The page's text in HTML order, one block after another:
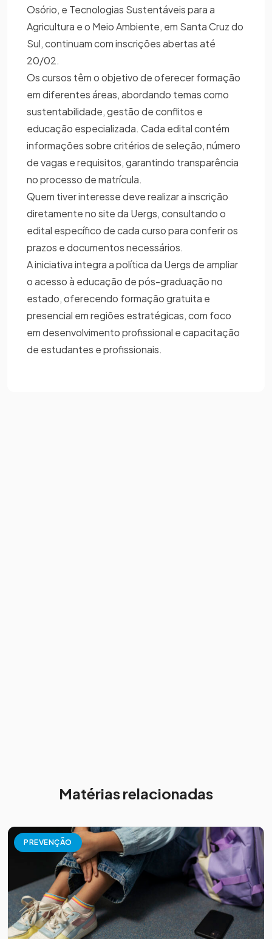
Osório, e Tecnologias Sustentáveis para a
Agricultura e o Meio Ambiente, em Santa Cruz do
Sul, continuam com inscrições abertas até
20/02.
Os cursos têm o objetivo de oferecer formação
em diferentes áreas, abordando temas como
sustentabilidade, gestão de conflitos e
educação especializada. Cada edital contém
informações sobre critérios de seleção, número
de vagas e requisitos, garantindo transparência
no processo de matrícula.
Quem tiver interesse deve realizar a inscrição
diretamente no site da Uergs, consultando o
edital específico de cada curso para conferir os
prazos e documentos necessários.
A iniciativa integra a política da Uergs de ampliar
o acesso à educação de pós-graduação no
estado, oferecendo formação gratuita e
presencial em regiões estratégicas, com foco
em desenvolvimento profissional e capacitação
de estudantes e profissionais.
Matérias relacionadas
PREVENÇÃO